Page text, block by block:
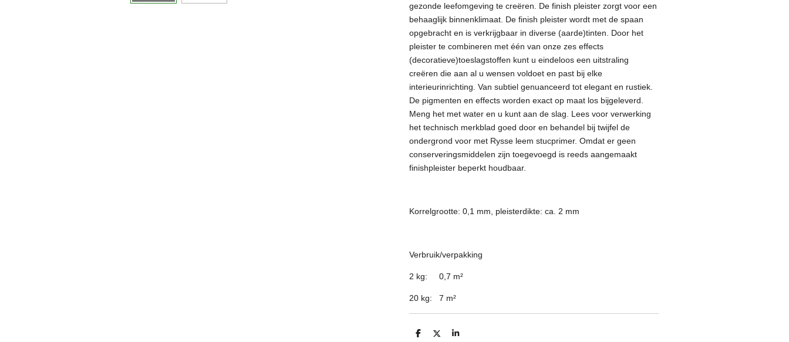
gezonde leefomgeving te creëren. De finish pleister zorgt voor een
behaaglijk binnenklimaat. De finish pleister wordt met de spaan
opgebracht en is verkrijgbaar in diverse (aarde)tinten. Door het
pleister te combineren met één van onze zes effects
(decoratieve)toeslagstoffen kunt u eindeloos een uitstraling
creëren die aan al u wensen voldoet en past bij elke
interieurinrichting. Van subtiel genuanceerd tot elegant en rustiek.
De pigmenten en effects worden exact op maat los bijgeleverd.
Meng het met water en u kunt aan de slag. Lees voor verwerking
het technisch merkblad goed door en behandel bij twijfel de
ondergrond voor met Rysse leem stucprimer. Omdat er geen
conserveringsmiddelen zijn toegevoegd is reeds aangemaakt
finishpleister beperkt houdbaar.
Korrelgrootte: 0,1 mm, pleisterdikte: ca. 2 mm
Verbruik/verpakking
2 kg: 0,7 m²
20 kg: 7 m²
D
D
S